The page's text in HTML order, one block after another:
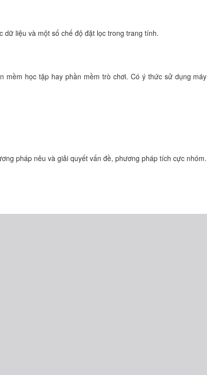
liệu và một số chế độ đặt lọc trong trang tính.
mềm học tập hay phần mềm trò chơi. Có ý thức sử dụng máy
pháp nêu và giải quyết vấn đề, phương pháp tích cực nhóm.